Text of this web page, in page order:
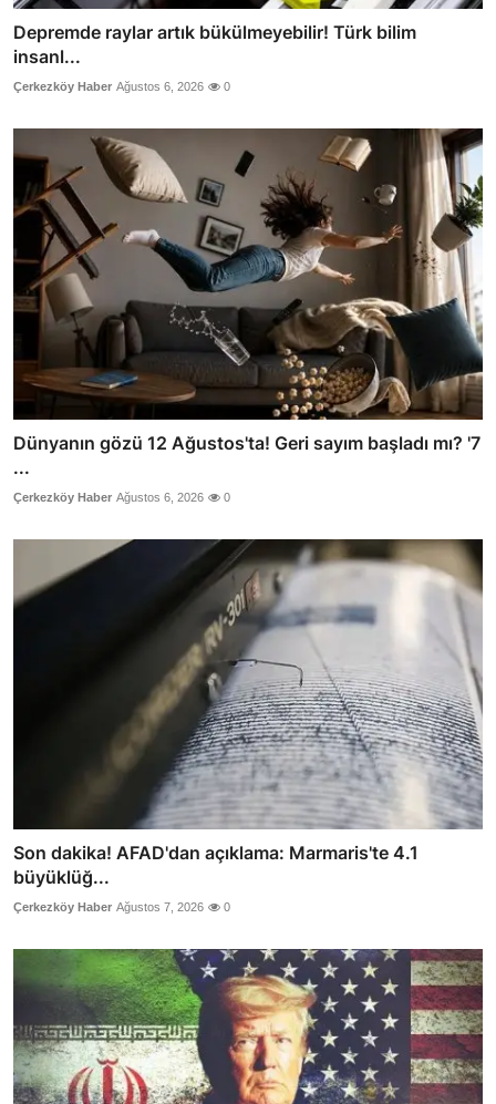
Depremde raylar artık bükülmeyebilir! Türk bilim
insanl...
Çerkezköy Haber Ağustos 6, 2026 0
Dünyanın gözü 12 Ağustos'ta! Geri sayım başladı mı? '7
...
Çerkezköy Haber Ağustos 6, 2026 0
Son dakika! AFAD'dan açıklama: Marmaris'te 4.1
büyüklüğ...
Çerkezköy Haber Ağustos 7, 2026 0